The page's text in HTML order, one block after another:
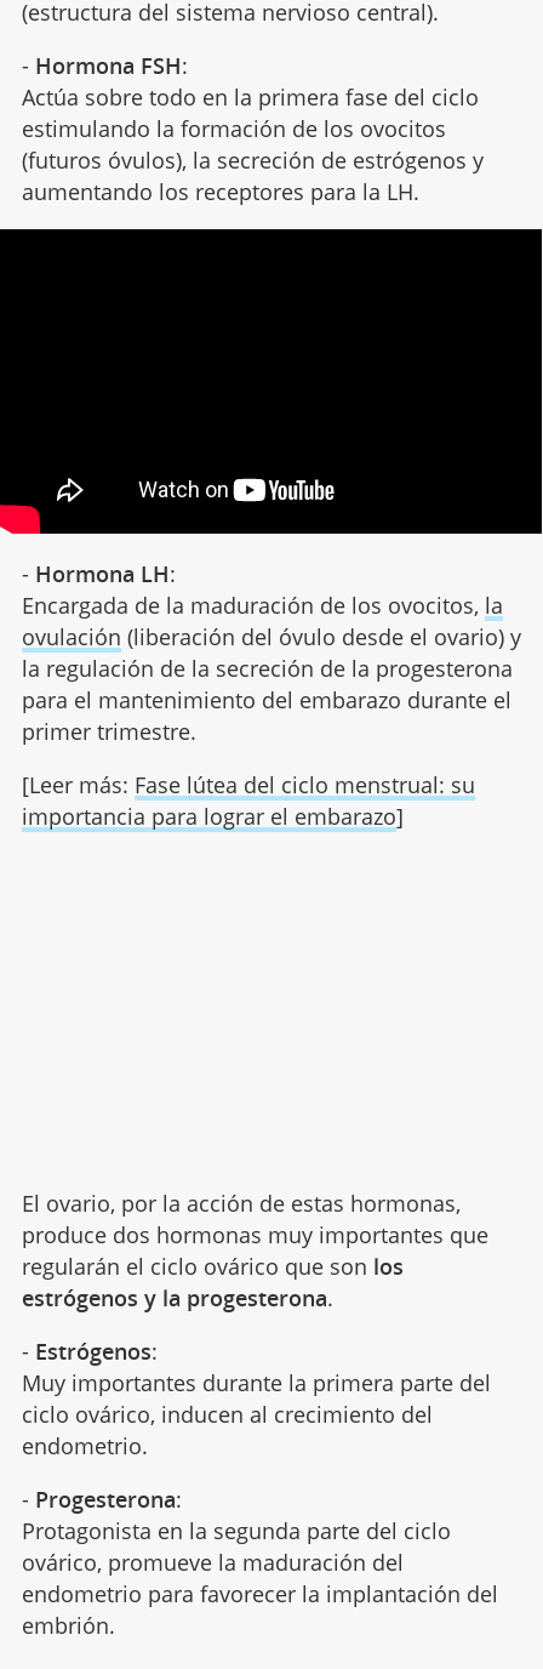
(estructura del sistema nervioso central).
- Hormona FSH:
Actúa sobre todo en la primera fase del ciclo
estimulando la formación de los ovocitos
(futuros óvulos), la secreción de estrógenos y
aumentando los receptores para la LH.
- Hormona LH:
Encargada de la maduración de los ovocitos, la
ovulación (liberación del óvulo desde el ovario) y
la regulación de la secreción de la progesterona
para el mantenimiento del embarazo durante el
primer trimestre.
[Leer más: Fase lútea del ciclo menstrual: su
importancia para lograr el embarazo]
El ovario, por la acción de estas hormonas,
produce dos hormonas muy importantes que
regularán el ciclo ovárico que son los
estrógenos y la progesterona.
- Estrógenos:
Muy importantes durante la primera parte del
ciclo ovárico, inducen al crecimiento del
endometrio.
- Progesterona:
Protagonista en la segunda parte del ciclo
ovárico, promueve la maduración del
endometrio para favorecer la implantación del
embrión.